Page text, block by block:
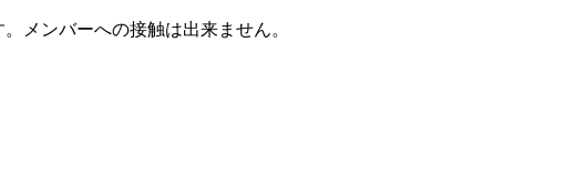
メンバーへの接触は出来ません。